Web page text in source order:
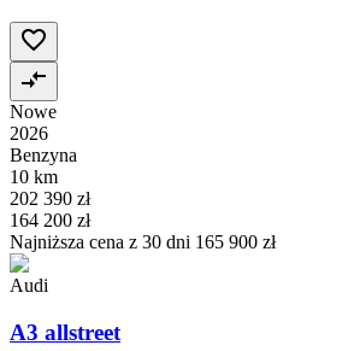
Nowe
2026
Benzyna
10 km
202 390 zł
164 200 zł
Najniższa cena z 30 dni 165 900 zł
Audi
A3 allstreet